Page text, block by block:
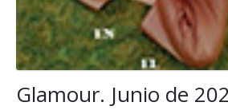
Glamour. Junio de